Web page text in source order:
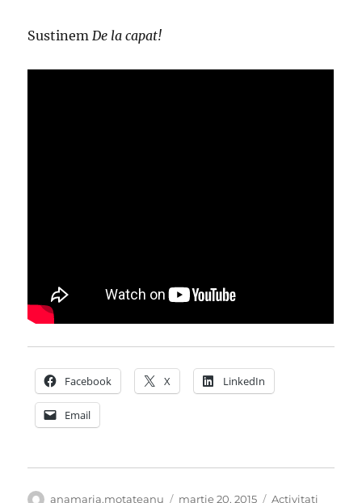
SustinemDe la capat!
Facebook X LinkedIn
Email
Autor
anamaria.motateanu
Publicat
martie 20, 2015 Categorii
Activitati